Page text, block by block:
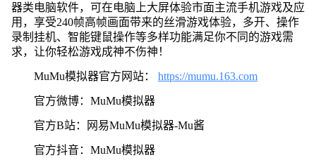
器类电脑软件，可在电脑上大屏体验市面主流手机游戏及应
用，享受240帧高帧画面带来的丝滑游戏体验，多开、操作
录制挂机、智能键鼠操作等多样功能满足你不同的游戏需
求，让你轻松游戏成神不伤神！
MuMu模拟器官方网站： https://mumu.163.com
官方微博：MuMu模拟器
官方B站：网易MuMu模拟器-Mu酱
官方抖音：MuMu模拟器